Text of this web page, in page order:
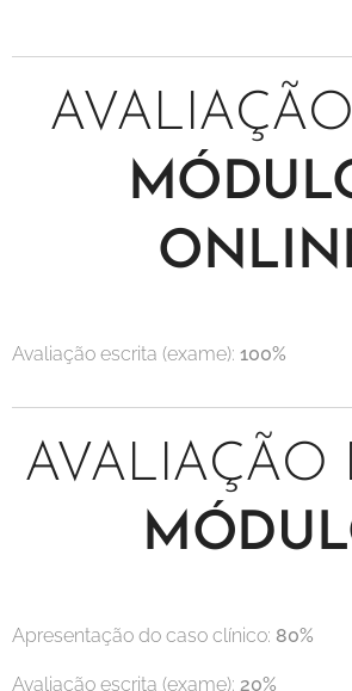
Avaliação escrita (exame): 100%
AVALIAÇÃO
Apresentação do caso clínico: 80%
Avaliação escrita (exame): 20%